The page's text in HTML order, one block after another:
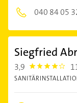
040 84 05
Siegfried
3,9 3.9